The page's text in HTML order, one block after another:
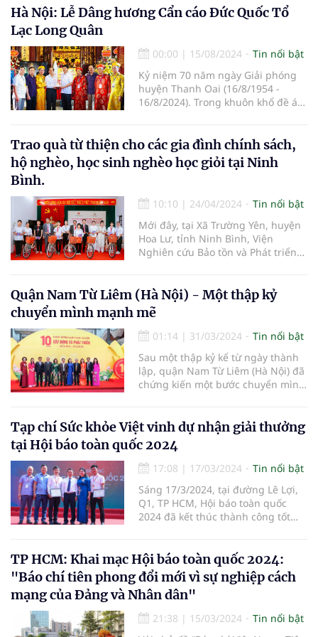
Hà Nội: Lễ Dâng hương Cẩn cáo Đức Quốc Tổ
Lạc Long Quân
00:00 | 15/08/2024
Tin nổi bật
Kỷ niệm 70 năm ngày Giải phóng
huyện Thanh Oai (16/8/1954 -
16/8/2024). Trong khuôn khổ đề án
Giáo hội Phật giáo Việt Nam, Hội
Nam y Việt Nam, và Chương trình
truyền thông Việt đồng hành cùng
động văn hóa cội nguồn đã được
triển khai trong suốt hai năm qua.
Trao quà từ thiện cho các gia đình chính sách,
hộ nghèo, học sinh nghèo học giỏi tại Ninh
Bình.
10:10 | 24/04/2024
Tin nổi bật
Mới đây, tại Xã Trường Yên, huyện
Hoa Lư, tỉnh Ninh Bình, Viện
Nghiên cứu Bảo tồn và Phát triển
dược học cổ truyền (thuộc Hội
Nghiên cứu Khoa học về Đông
Nam Á – Việt Nam) phối hợp với
các cơ quan hữu quan tổ chức
Giáp Thìn 2024”, Dựlễ dâng hương
Đền thờ Vua Đinh Tiên Hoàng và
làm từ thiện tại xã Trường Yên,
Quận Nam Từ Liêm (Hà Nội) - Một thập kỷ
chuyển mình mạnh mẽ
01:14 | 31/03/2024
Tin nổi bật
Sau một thập kỷ kể từ ngày thành
lập, quận Nam Từ Liêm (Hà Nội) đã
chứng kiến một bước chuyển mình
mạo đô thị văn minh và hiện đại.
Tạp chí Sức khỏe Việt vinh dự nhận giải thưởng
tại Hội báo toàn quốc 2024
17:08 | 17/03/2024
Tin nổi bật
Sáng 17/3/2024, tại đường Lê Lợi,
Q1, TP HCM, Hội báo toàn quốc
2024 đã kết thúc thành công tốt
hội để những người trong nghề
được giao lưu, học hỏi; chung sức,
đồng lòng thúc đẩy tinh thần đổi
mới sáng tạo trong hoạt động báo
chí. Tại Hội báo, Chi hội Nhà báo
Tạp chí Sức khỏe Việt đã vinh dự
TP HCM: Khai mạc Hội báo toàn quốc 2024:
"Báo chí tiên phong đổi mới vì sự nghiệp cách
mạng của Đảng và Nhân dân"
21:38 | 15/03/2024
Tin nổi bật